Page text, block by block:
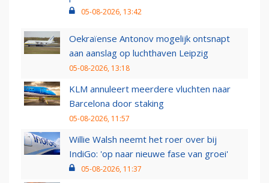
05-08-2026, 13:42
Oekraïense Antonov mogelijk ontsnapt
aan aanslag op luchthaven Leipzig
05-08-2026, 13:18
KLM annuleert meerdere vluchten naar
Barcelona door staking
05-08-2026, 11:57
Willie Walsh neemt het roer over bij
IndiGo: 'op naar nieuwe fase van groei'
05-08-2026, 11:37